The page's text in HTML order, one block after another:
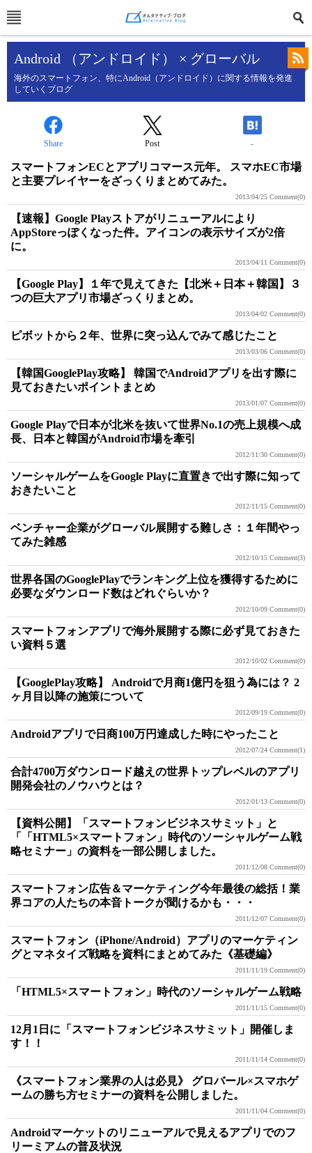
Android （アンドロイド） × グローバル
海外のスマートフォン、特にAndroid（アンドロイド）に関する情報を発進
していくブログ
Share Post -
スマートフォンECとアプリコマース元年。 スマホEC市場
と主要プレイヤーをざっくりまとめてみた。
2013/04/25 Comment(0)
【速報】Google Playストアがリニューアルにより
AppStoreっぽくなった件。アイコンの表示サイズが2倍
に。
2013/04/11 Comment(0)
【Google Play】１年で見えてきた【北米＋日本＋韓国】３
つの巨大アプリ市場ざっくりまとめ。
2013/04/02 Comment(0)
ピボットから２年、世界に突っ込んでみて感じたこと
2013/03/06 Comment(0)
【韓国GooglePlay攻略】 韓国でAndroidアプリを出す際に
見ておきたいポイントまとめ
2013/01/07 Comment(0)
Google Playで日本が北米を抜いて世界No.1の売上規模へ成
長、日本と韓国がAndroid市場を牽引
2012/11/30 Comment(0)
ソーシャルゲームをGoogle Playに直置きで出す際に知って
おきたいこと
2012/11/15 Comment(0)
ベンチャー企業がグローバル展開する難しさ：１年間やっ
てみた雑感
2012/10/15 Comment(3)
世界各国のGooglePlayでランキング上位を獲得するために
必要なダウンロード数はどれぐらいか？
2012/10/09 Comment(0)
スマートフォンアプリで海外展開する際に必ず見ておきた
い資料５選
2012/10/02 Comment(0)
【GooglePlay攻略】 Androidで月商1億円を狙う為には？ 2
ヶ月目以降の施策について
2012/09/19 Comment(0)
Androidアプリで日商100万円達成した時にやったこと
2012/07/24 Comment(1)
合計4700万ダウンロード越えの世界トップレベルのアプリ
開発会社のノウハウとは？
2012/01/13 Comment(0)
【資料公開】「スマートフォンビジネスサミット」と
「「HTML5×スマートフォン」時代のソーシャルゲーム戦
略セミナー」の資料を一部公開しました。
2011/12/08 Comment(0)
スマートフォン広告＆マーケティング今年最後の総括！業
界コアの人たちの本音トークが聞けるかも・・・
2011/12/07 Comment(0)
スマートフォン（iPhone/Android）アプリのマーケティン
グとマネタイズ戦略を資料にまとめてみた《基礎編》
2011/11/19 Comment(0)
「HTML5×スマートフォン」時代のソーシャルゲーム戦略
2011/11/15 Comment(0)
12月1日に「スマートフォンビジネスサミット」開催しま
す！！
2011/11/14 Comment(0)
《スマートフォン業界の人は必見》 グロバール×スマホゲ
ームの勝ち方セミナーの資料を公開しました。
2011/11/04 Comment(0)
Androidマーケットのリニューアルで見えるアプリでのフ
リーミアムの普及状況